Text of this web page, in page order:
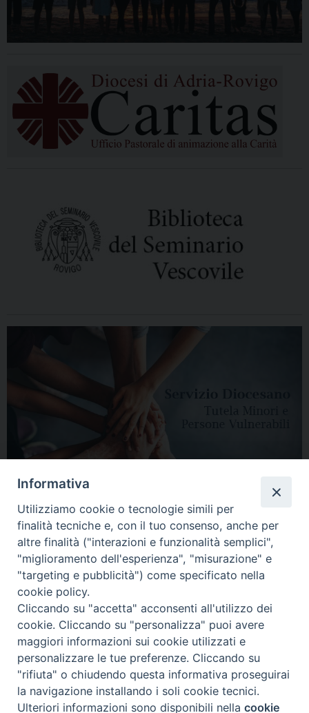
HOME DIOCESI VESCOVO CURIA VESCOVILE NEWS
APPUNTAMENTI CONTATTI SERVIZIO ANTENATI
Copyright © 2018 - 2021Diocesi di Adria Rovigo.All Rights Reserved.
Informativa
Utilizziamo cookie o tecnologie simili per
finalità tecniche e, con il tuo consenso, anche per
altre finalità ("interazioni e funzionalità semplici",
"miglioramento dell'esperienza", "misurazione" e
"targeting e pubblicità") come specificato nella
cookie policy.
Cliccando su "accetta" acconsenti all'utilizzo dei
cookie. Cliccando su "personalizza" puoi avere
maggiori informazioni sui cookie utilizzati e
personalizzare le tue preferenze. Cliccando su
"rifiuta" o chiudendo questa informativa proseguirai
la navigazione installando i soli cookie tecnici.
Ulteriori informazioni sono disponibili nellacookie